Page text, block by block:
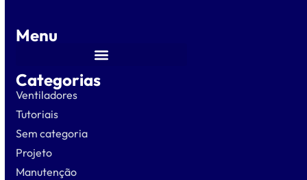
Menu
Categorias
Ventiladores
Tutoriais
Sem categoria
Projeto
Manutenção